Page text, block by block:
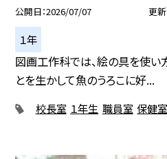
公開日 2026/07/07 更
１年
図画工作科では、絵の具を使い
とを生かして魚のうろこに好...
校長室 １年生 職員室 保健室